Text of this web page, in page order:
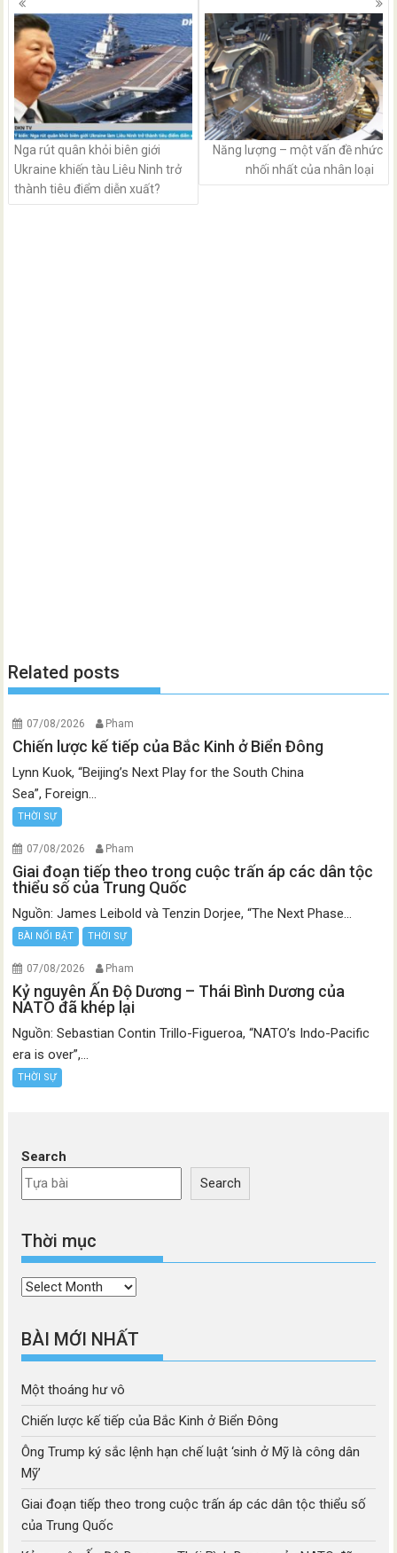
navigation
Nga rút quân khỏi biên giới
Ukraine khiến tàu Liêu Ninh trở
thành tiêu điểm diễn xuất?
Năng lượng – một vấn đề nhức
nhối nhất của nhân loại
Related posts
07/08/2026 Pham
Chiến lược kế tiếp của Bắc Kinh ở Biển Đông
Lynn Kuok, “Beijing’s Next Play for the South China
Sea”, Foreign...
THỜI SỰ
07/08/2026 Pham
Giai đoạn tiếp theo trong cuộc trấn áp các dân tộc
thiểu số của Trung Quốc
Nguồn: James Leibold và Tenzin Dorjee, “The Next Phase...
BÀI NỔI BẬT THỜI SỰ
07/08/2026 Pham
Kỷ nguyên Ấn Độ Dương – Thái Bình Dương của
NATO đã khép lại
Nguồn: Sebastian Contin Trillo-Figueroa, “NATO’s Indo-Pacific
era is over”,...
THỜI SỰ
Search
Search
Thời mục
Thời
BÀI MỚI NHẤT
Một thoáng hư vô
Chiến lược kế tiếp của Bắc Kinh ở Biển Đông
Ông Trump ký sắc lệnh hạn chế luật ‘sinh ở Mỹ là công dân
Mỹ’
Giai đoạn tiếp theo trong cuộc trấn áp các dân tộc thiểu số
của Trung Quốc